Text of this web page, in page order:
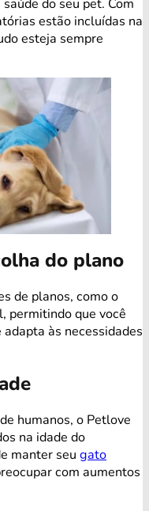
do seu pet. Com
estão incluídas na
esteja sempre
do plano
de planos, como o
permitindo que você
às necessidades
humanos, o Petlove
na idade do
manter seu gato
com aumentos